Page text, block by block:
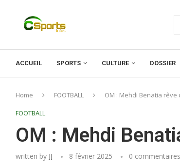
ACCUEIL SPORTS CULTURE DOSSIER
Home FOOTBALL OM : Mehdi Benatia rêve
FOOTBALL
OM : Mehdi
written by JJ 8 février 2025 0 commentaires